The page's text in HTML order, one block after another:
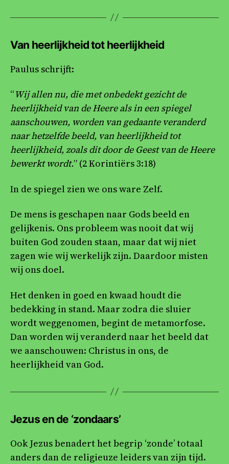
Van heerlijkheid tot heerlijkheid
Paulus schrijft:
“Wij allen nu, die met onbedekt gezicht de
heerlijkheid van de Heere als in een spiegel
aanschouwen, worden van gedaante veranderd
naar hetzelfde beeld, van heerlijkheid tot
heerlijkheid, zoals dit door de Geest van de Heere
bewerkt wordt.” (2 Korintiërs 3:18)
In de spiegel zien we ons ware Zelf.
De mens is geschapen naar Gods beeld en
gelijkenis. Ons probleem was nooit dat wij
buiten God zouden staan, maar dat wij niet
zagen wie wij werkelijk zijn. Daardoor misten
wij ons doel.
Het denken in goed en kwaad houdt die
bedekking in stand. Maar zodra die sluier
wordt weggenomen, begint de metamorfose.
Dan worden wij veranderd naar het beeld dat
we aanschouwen: Christus in ons, de
heerlijkheid van God.
Jezus en de ‘zondaars’
Ook Jezus benadert het begrip ‘zonde’ totaal
anders dan de religieuze leiders van zijn tijd.